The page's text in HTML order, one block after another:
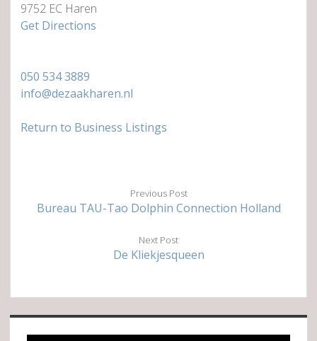
9752 EC Haren
Get Directions
050 534 3889
info@dezaakharen.nl
Return to Business Listings
Previous Post
Bureau TAU-Tao Dolphin Connection Holland
Next Post
De Kliekjesqueen
Sidebar